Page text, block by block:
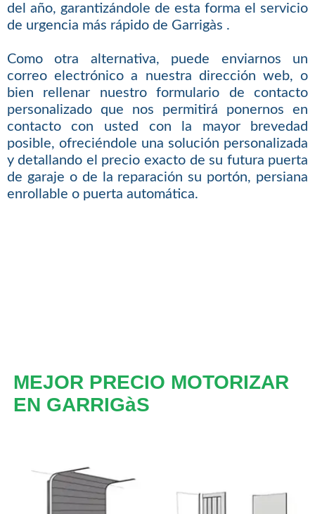
del año, garantizándole de esta forma el servicio
de urgencia más rápido de Garrigàs .
Como otra alternativa, puede enviarnos un
correo electrónico a nuestra dirección web, o
bien rellenar nuestro formulario de contacto
personalizado que nos permitirá ponernos en
contacto con usted con la mayor brevedad
posible, ofreciéndole una solución personalizada
y detallando el precio exacto de su futura puerta
de garaje o de la reparación su portón, persiana
enrollable o puerta automática.
MEJOR PRECIO MOTORIZAR
EN GARRIGàS